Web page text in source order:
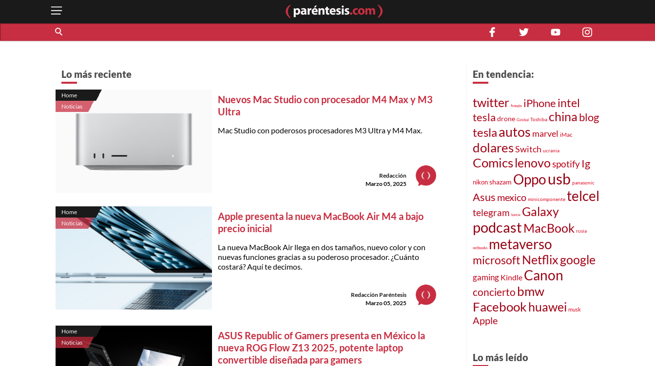
Lo más reciente
Home
Noticias
Nuevos Mac Studio con procesador M4 Max y M3
Ultra
Mac Studio con poderosos procesadores M3 Ultra y M4 Max.
Redacción
Marzo 05, 2025
Home
Noticias
Apple presenta la nueva MacBook Air M4 a bajo
precio inicial
La nueva MacBook Air llega en dos tamaños, nuevo color y con
nuevas funciones gracias a su poderoso procesador. ¿Cuánto
costará? Aquí te decimos.
Redacción Paréntesis
Marzo 05, 2025
Home
Noticias
ASUS Republic of Gamers presenta en México la
nueva ROG Flow Z13 2025, potente laptop
convertible diseñada para gamers
En tendencia:
twitter finepix iPhoneintel
tesla drone Gimbal Toshiba chinablog
teslaautos marvel iMac
dolaresSwitch ucrania
Comicslenovospotify Ig
nikonshazam Oppousb panasonic
Asus mexico minicomponente telcel
telegram lumix Galaxy
podcast MacBook rusia
netbooks metaverso
microsoft Netflixgoogle
gaming Kindle Canon
concierto bmw
Facebookhuawei musk
Apple
Lo más leído